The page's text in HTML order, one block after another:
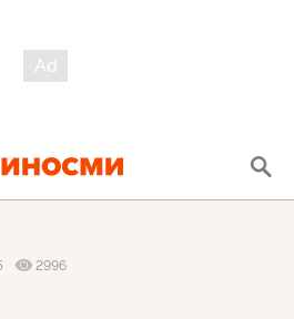
2996